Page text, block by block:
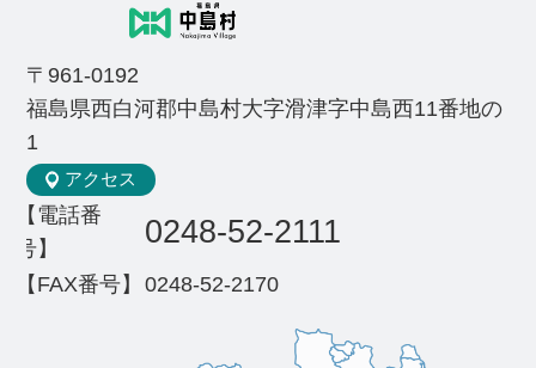
〒961-0192
福島県西白河郡中島村大字滑津字中島西11番地の
1
アクセス
【電話番
号】
0248-52-2111
【FAX番号】 0248-52-2170